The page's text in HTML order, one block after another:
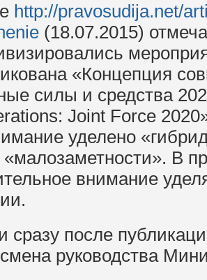
http://pravosudija.net/
(18.07.2015)
«Концепция
силы и средства
Joint Force
уделено
«малозаметности». В
внимание
сразу после
руководства